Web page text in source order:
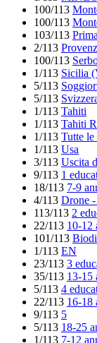
100/113
100/113
103/113
2/113
100/113
1/113 Sicilia
5/113
5/113
1/113 Tahiti
1/113 Tahiti
1/113 Tutte le
1/113 Usa
3/113 Uscita
9/113 1
18/113 7-9
4/113 Drone
113/113 2
22/113 10-12
101/113
1/113 EN
23/113 3
35/113 13-15
5/113 4
22/113 16-18
9/113 5
5/113 18-25
1/113 7-12